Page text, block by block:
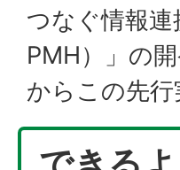
つなぐ情報
PMH）」の
からこの先